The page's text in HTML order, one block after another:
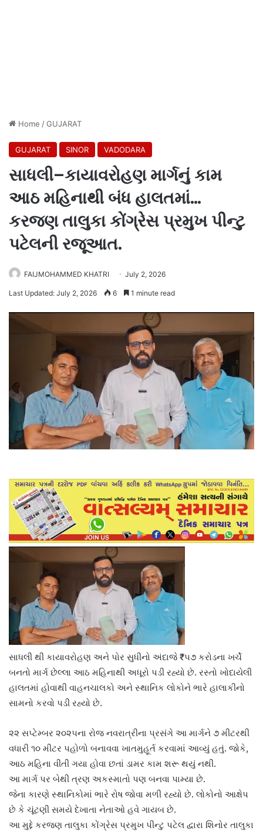
Home /GUJARAT
GUJARAT SINOR VADODARA
સાધલી–કાયાવરોહણ માર્ગનું કામ
આઠ મહિનાથી બંધ હાલતમાં…
કરજણ તાલુકા કોંગ્રેસ પ્રમુખ પીન્ટુ
પટેલની રજૂઆત.
FAIJMOHAMMED KHATRI July 2, 2026
Last Updated: July 2, 2026 6 1 minute read
સાધલી થી કાયાવરોહણ અને પોર સુધીનો અંદાજે ₹૫૭ કરોડના ખર્ચે
બનતો માર્ગ છેલ્લા આઠ મહિનાથી અધૂરો પડી રહ્યો છે. રસ્તો ખોદાયેલી
હાલતમાં હોવાથી વાહનચાલકો અને સ્થાનિક લોકોને ભારે હાલાકીનો
સામનો કરવો પડી રહ્યો છે.
૨૨ સપ્ટેમ્બર ૨૦૨૫ના રોજ નવરાત્રીના પ્રસંગે આ માર્ગને ૭ મીટરથી
વધારી ૧૦ મીટર પહોળો બનાવવા ખાતમુહૂર્ત કરવામાં આવ્યું હતું. જોકે,
આઠ મહિના વીતી ગયા હોવા છતાં ડામર કામ શરૂ થયું નથી.
આ માર્ગ પર બેથી ત્રણ અકસ્માતો પણ બનવા પામ્યા છે.
જેના કારણે સ્થાનિકોમાં ભારે રોષ જોવા મળી રહ્યો છે. લોકોનો આક્ષેપ
છે કે ચૂંટણી સમયે દેખાતા નેતાઓ હવે ગાયબ છે.
આ મુદ્દે કરજણ તાલુકા કોંગ્રેસ પ્રમુખ પીન્ટુ પટેલ દ્વારા શિનોર તાલુકા